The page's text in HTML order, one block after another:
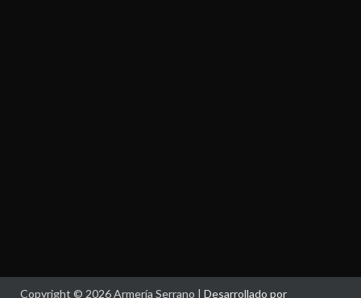
Copyright © 2026 Armería Serrano | Desarrollado por